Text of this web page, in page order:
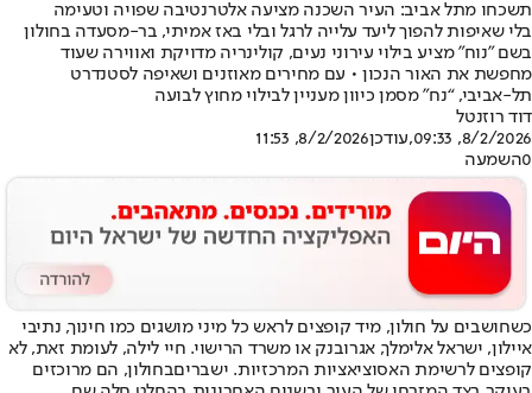
תשכחו מתל אביב: העיר השכנה מציעה אלטרנטיבה שפויה וטעימה
בלי שאיפות להפוך ליעד עלייה לרגל ובלי באז אמיתי, בר-מסעדה בחולון
בשם "נוח" מציע בילוי עירוני נעים, קולינריה מדויקת ואווירה שעוד
מחפשת את האור הנכון • עם מחירים מאוזנים ושאיפה לסטנדרט
תל-אביבי, “נח” מסמן כיוון מעניין לבילוי מחוץ לבועה
דוד רוזנטל
8/2/2026, 09:33
,עודכן8/2/2026, 11:53
0השמעה
כשחושבים על חולון, מיד קופצים לראש כל מיני מושגים כמו חינוך, נתיבי
איילון, ישראל אלימלך, אגרובנק או משרד הרישוי. חיי לילה, לעומת זאת, לא
קופצים לרשימת האסוציאציות המרכזיות. ישבריםבחולון, הם מרוכזים